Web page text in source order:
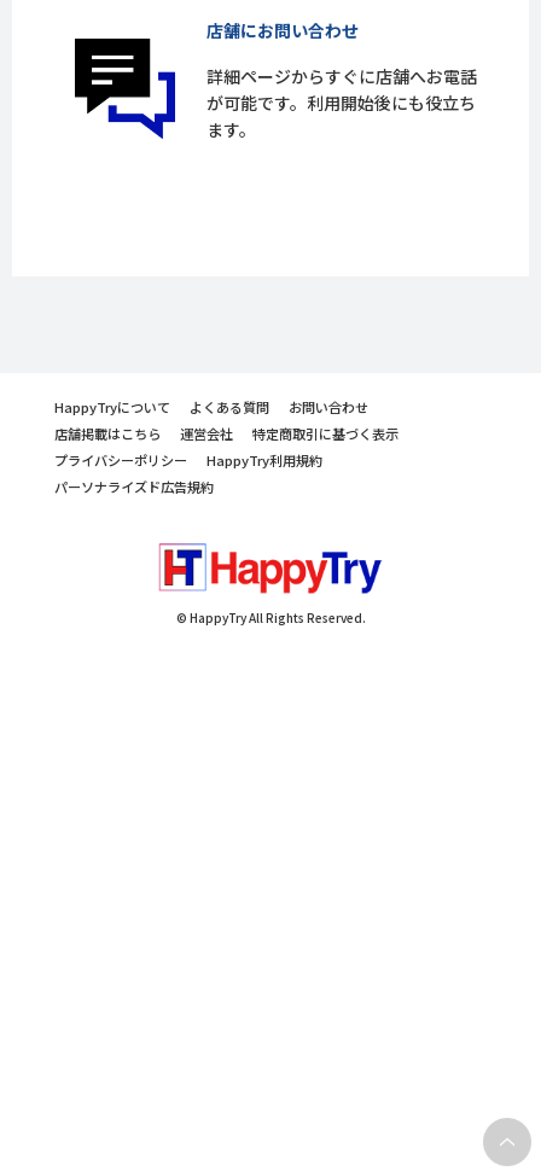
店舗にお問い合わせ
詳細ページからすぐに店舗へお電話
が可能です。利用開始後にも役立ち
ます。
HappyTryについて よくある質問
お問い合わせ
店舗掲載はこちら
運営会社
特定商取引に基づく表示
プライバシーポリシー
HappyTry利用規約
パーソナライズド広告規約
© HappyTry All Rights Reserved.